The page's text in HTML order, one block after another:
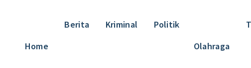
Home
Berita Kriminal
Politik
Olahraga